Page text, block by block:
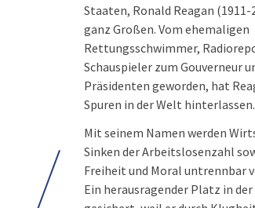
Staaten, Ronald Reagan (1911-
ganz Großen. Vom ehemaligen
Rettungsschwimmer,
Schauspieler zum Gouverneur
Präsidenten geworden, hat
Spuren in der Welt hinterlassen.
Mit seinem Namen werden
Sinken der Arbeitslosenzahl
Freiheit und Moral untrennbar
Ein herausragender Platz in